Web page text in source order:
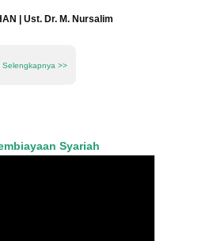
Selengkapnya >>
| Ust. Dr. M. Nursalim
Syariah